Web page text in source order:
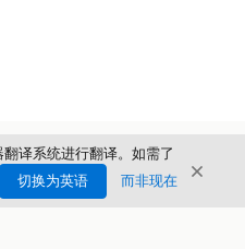
译系统进行翻译。如需了
切换为英语 而非现在 关闭